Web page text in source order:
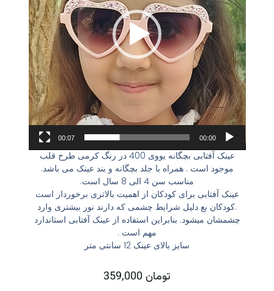
00:00
00:07
عینک آفتابی بچگانه یووی 400 در رنگ کرمی طرح قلب
موجود است . همراه با جلد بچگانه و بند عینک می باشد.
مناسب سن 4 الی 8 سال است.
عینک آفتابی برای کودکان از اهمیت بالاتری برخوردار است
.کودکان بع دلیل شرایط چشمی که دارند نور بیشتری وارد
چشمشان میشود. بنابراین استفاده از عینک آفتابی استاندارد
مهم است .
سایز بالای عینک 12 سانتی متر
تومان